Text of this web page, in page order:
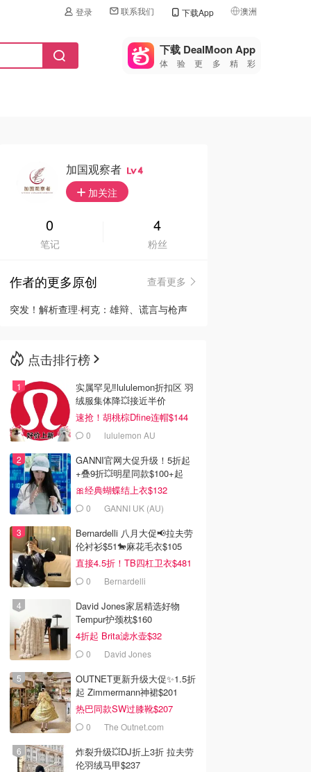
登录 联系我们 下载App 澳洲
🇺🇸
🇨🇳 中国
🇦🇺
🇳🇿新西兰
下载 DealMoon App
体验更多精彩
加国观察者 4
加关注
0
笔记
4
粉丝
作者的更多原创
查看更多
突发！解析查理·柯克：雄辩、谎言与枪声
点击排行榜
实属罕见‼️lululemon折扣区 羽
绒服集体降💥接近半价
速抢！胡桃棕Dfine连帽$144
0 lululemon AU
GANNI官网大促升级！5折起
+叠9折💥明星同款$100+起
🎀经典蝴蝶结上衣$132
0 GANNI UK (AU)
Bernardelli 八月大促📢拉夫劳
伦衬衫$51🐎麻花毛衣$105
直接4.5折！TB四杠卫衣$481
0 Bernardelli
David Jones家居精选好物
Tempur护颈枕$160
4折起 Brita滤水壶$32
0 David Jones
OUTNET更新升级大促✨1.5折
起 Zimmermann神裙$201
热巴同款SW过膝靴$207
0 The Outnet.com
炸裂升级💥DJ折上3折 拉夫劳
伦羽绒马甲$237